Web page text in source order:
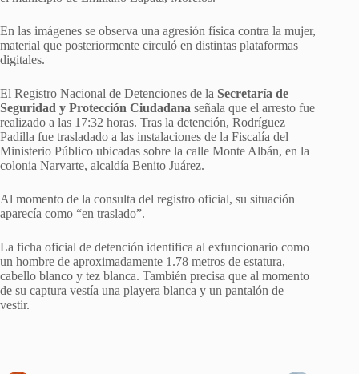
En las imágenes se observa una agresión física contra la mujer,
material que posteriormente circuló en distintas plataformas
digitales.
El Registro Nacional de Detenciones de la Secretaría de
Seguridad y Protección Ciudadana señala que el arresto fue
realizado a las 17:32 horas. Tras la detención, Rodríguez
Padilla fue trasladado a las instalaciones de la Fiscalía del
Ministerio Público ubicadas sobre la calle Monte Albán, en la
colonia Narvarte, alcaldía Benito Juárez.
Al momento de la consulta del registro oficial, su situación
aparecía como “en traslado”.
La ficha oficial de detención identifica al exfuncionario como
un hombre de aproximadamente 1.78 metros de estatura,
cabello blanco y tez blanca. También precisa que al momento
de su captura vestía una playera blanca y un pantalón de
vestir.